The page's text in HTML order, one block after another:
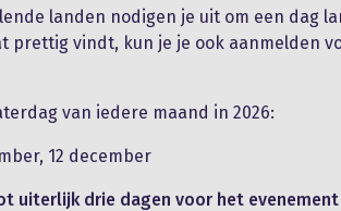
landen nodigen je uit om een dag
prettig vindt, kun je je ook aanmelden
van iedere maand in 2026:
12 december
uiterlijk drie dagen voor het